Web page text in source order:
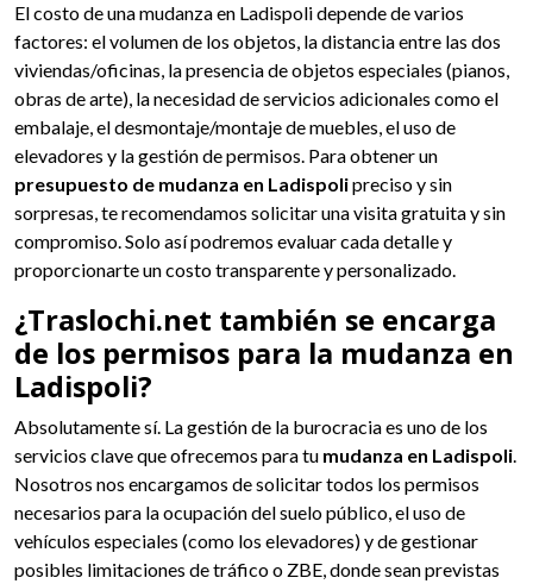
El costo de una mudanza en Ladispoli depende de varios
factores: el volumen de los objetos, la distancia entre las dos
viviendas/oficinas, la presencia de objetos especiales (pianos,
obras de arte), la necesidad de servicios adicionales como el
embalaje, el desmontaje/montaje de muebles, el uso de
elevadores y la gestión de permisos. Para obtener un
presupuesto de mudanza en Ladispolipreciso y sin
sorpresas, te recomendamos solicitar una visita gratuita y sin
compromiso. Solo así podremos evaluar cada detalle y
proporcionarte un costo transparente y personalizado.
¿Traslochi.net también se encarga
de los permisos para la mudanza en
Ladispoli?
Absolutamente sí. La gestión de la burocracia es uno de los
servicios clave que ofrecemos para tu mudanza en Ladispoli.
Nosotros nos encargamos de solicitar todos los permisos
necesarios para la ocupación del suelo público, el uso de
vehículos especiales (como los elevadores) y de gestionar
posibles limitaciones de tráfico o ZBE, donde sean previstas